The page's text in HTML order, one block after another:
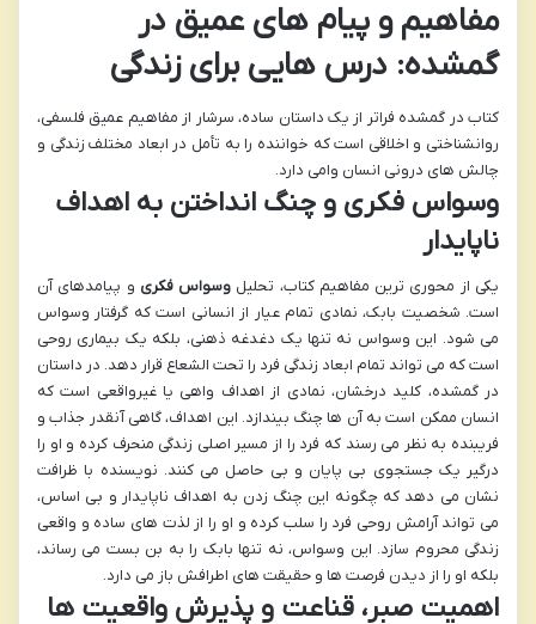
مفاهیم و پیام های عمیق در
گمشده: درس هایی برای زندگی
کتاب در گمشده فراتر از یک داستان ساده، سرشار از مفاهیم عمیق فلسفی،
روانشناختی و اخلاقی است که خواننده را به تأمل در ابعاد مختلف زندگی و
چالش های درونی انسان وامی دارد.
وسواس فکری و چنگ انداختن به اهداف
ناپایدار
یکی از محوری ترین مفاهیم کتاب، تحلیل وسواس فکری و پیامدهای آن
است. شخصیت بابک، نمادی تمام عیار از انسانی است که گرفتار وسواس
می شود. این وسواس نه تنها یک دغدغه ذهنی، بلکه یک بیماری روحی
است که می تواند تمام ابعاد زندگی فرد را تحت الشعاع قرار دهد. در داستان
در گمشده، کلید درخشان، نمادی از اهداف واهی یا غیرواقعی است که
انسان ممکن است به آن ها چنگ بیندازد. این اهداف، گاهی آنقدر جذاب و
فریبنده به نظر می رسند که فرد را از مسیر اصلی زندگی منحرف کرده و او را
درگیر یک جستجوی بی پایان و بی حاصل می کنند. نویسنده با ظرافت
نشان می دهد که چگونه این چنگ زدن به اهداف ناپایدار و بی اساس،
می تواند آرامش روحی فرد را سلب کرده و او را از لذت های ساده و واقعی
زندگی محروم سازد. این وسواس، نه تنها بابک را به بن بست می رساند،
بلکه او را از دیدن فرصت ها و حقیقت های اطرافش باز می دارد.
اهمیت صبر، قناعت و پذیرش واقعیت ها